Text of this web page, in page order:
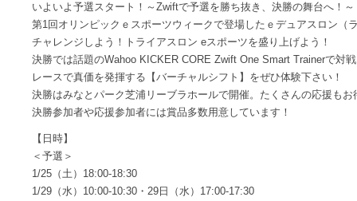
いよいよ予選スタート！～Zwiftで予選を勝ち抜き、決勝の舞台へ！～
第1回オリンピックｅスポーツウィークで登場したｅデュアスロン（
チャレンジしよう！トライアスロン eスポーツを盛り上げよう！
決勝では話題のWahoo KICKER CORE Zwift One Smart Trainerで対
レースで真価を発揮する【バーチャルシフト】をぜひ体験下さい！
決勝はみなとパーク芝浦リーブラホールで開催。たくさんの応援もお
決勝参加者や応援参加者には賞品多数用意しています！
【日時】
＜予選＞
1/25（土）18:00-18:30
1/29（水）10:00-10:30・29日（水）17:00-17:30